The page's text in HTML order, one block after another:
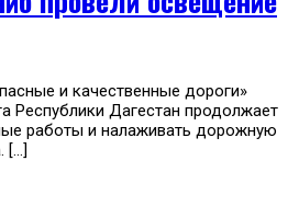
и качественные дороги»
Республики Дагестан продолжает
работы и налаживать дорожную
[…]